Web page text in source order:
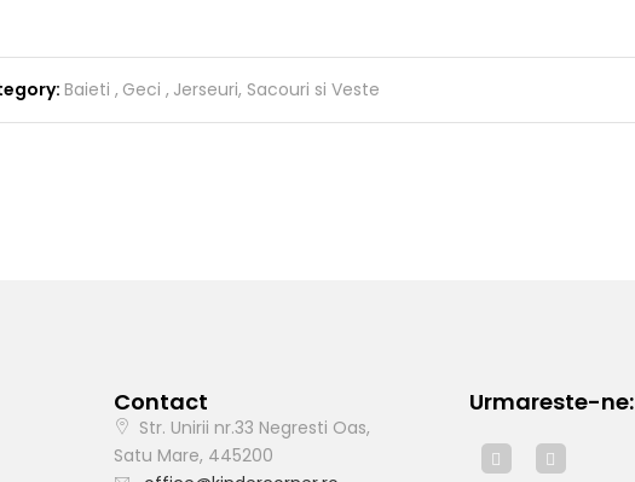
Baieti Geci Jerseuri, Sacouri si Veste
Contact
Str. Unirii nr.33 Negresti Oas,
Satu Mare, 445200
Urmareste-ne: